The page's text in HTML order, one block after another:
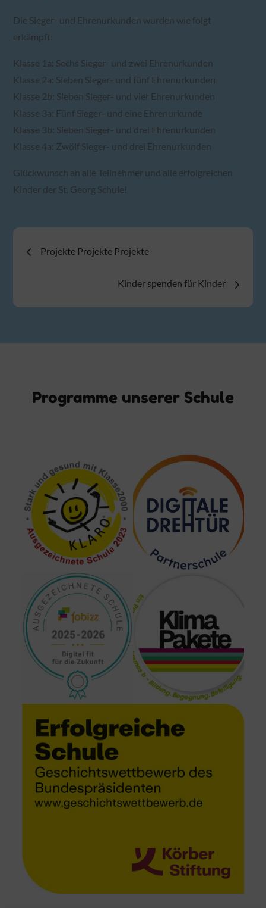
Die Sieger- und Ehrenurkunden wurden wie folgt
erkämpft:
Klasse 1a: Sechs Sieger- und zwei Ehrenurkunden
Klasse 2a: Sieben Sieger- und fünf Ehrenurkunden
Klasse 2b: Sieben Sieger- und vier Ehrenurkunden
Klasse 3a: Fünf Sieger- und eine Ehrenurkunde
Klasse 3b: Sieben Sieger- und drei Ehrenurkunden
Klasse 4a: Zwölf Sieger- und drei Ehrenurkunden
Glückwunsch an alle Teilnehmer und alle erfolgreichen
Kinder der St. Georg Schule!
Beitragsnavigation
Projekte Projekte Projekte
Kinder spenden für Kinder
Programme unserer Schule